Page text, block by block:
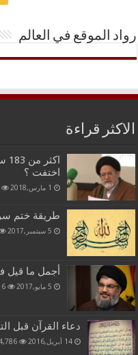
رواد الموقع في العالم
الاكثر قراءة
اختفت ؟
1 مارس,2018
طريقة ختم
5 سبتمبر,2017
أجمل ما قيل
5 مايو,2017
دعاء القرآن قبل
14 أبريل,2016